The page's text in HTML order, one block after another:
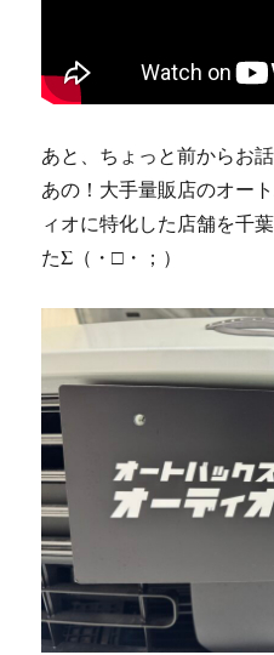
あと、ちょっと前からお
あの！大手量販店のオー
ィオに特化した店舗を千
たΣ（・□・；）